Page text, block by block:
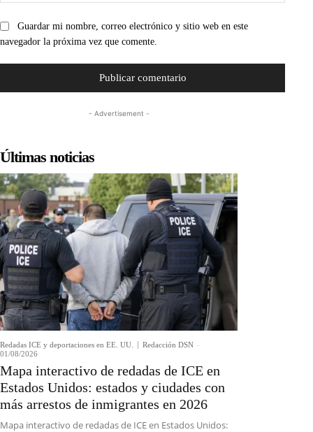
Guardar mi nombre, correo electrónico y sitio web en este
navegador la próxima vez que comente.
- Advertisement -
Últimas noticias
Redadas ICE y deportaciones en EE. UU. Redacción DSN -
01/08/2026
Mapa interactivo de redadas de ICE en
Estados Unidos: estados y ciudades con
más arrestos de inmigrantes en 2026
Mapa interactivo de redadas de ICE en Estados Unidos: